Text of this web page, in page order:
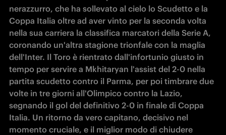
nerazzurro, che ha sollevato al cielo lo Scudetto e la
Coppa Italia oltre ad aver vinto per la seconda volta
nella sua carriera la classifica marcatori della Serie A,
coronando un'altra stagione trionfale con la maglia
dell'Inter. Il Toro è rientrato dall'infortunio giusto in
tempo per servire a Mkhitaryan l'assist del 2-0 nella
partita scudetto contro il Parma, per poi timbrare due
volte in tre giorni all'Olimpico contro la Lazio,
segnando il gol del definitivo 2-0 in finale di Coppa
Italia. Un ritorno da vero capitano, decisivo nel
momento cruciale, e il miglior modo di chiudere